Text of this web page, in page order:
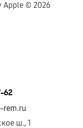
Apple © 2026
62
rem.ru
ш., 1